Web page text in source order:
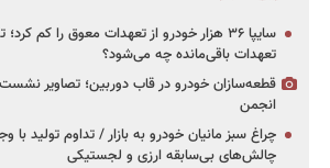
سایپا ۳۶ هزار خودرو از تعهدات معوق را کم
تعهدات باقی‌مانده چه می‌شود؟
قطعه‌سازان خودرو در قاب دوربین؛ تصاویر
انجمن
چراغ سبز مانیان خودرو به بازار / تداوم تولید با
چالش‌های بی‌سابقه ارزی و لجستیکی